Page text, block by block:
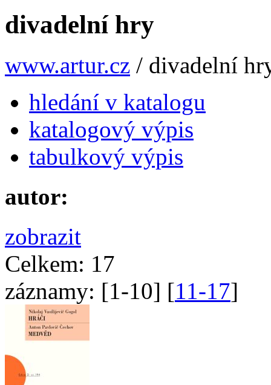
divadelní hry
www.artur.cz / divadelní
hledání v katalogu
katalogový výpis
tabulkový výpis
autor:
zobrazit
Celkem: 17
záznamy: [1-10] [11-17]